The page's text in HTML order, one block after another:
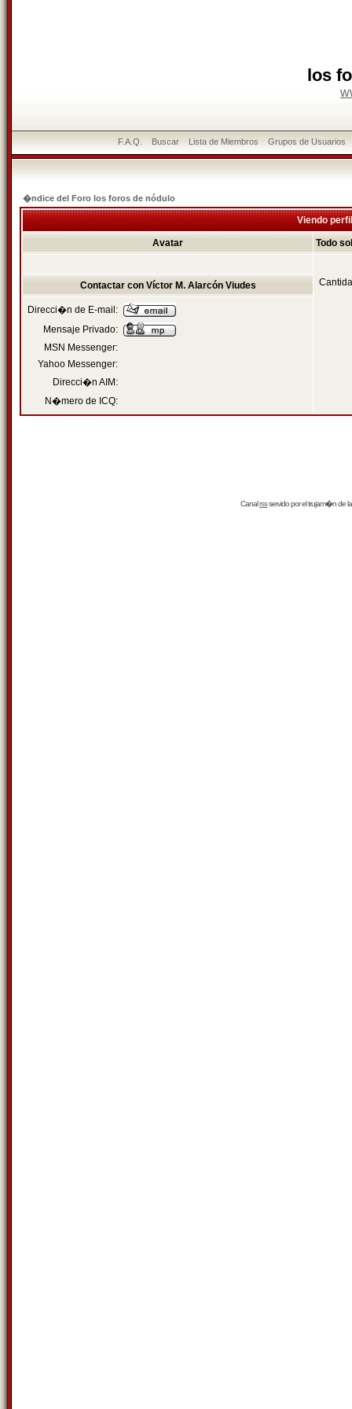
los
F.A.Q. Buscar Lista de Miembros Grupos de Usuarios
�ndice del Foro los foros de nódulo
Viendo
Avatar Todo
Contactar con Víctor M. Alarcón Viudes
Direcci�n de E-mail:
Mensaje Privado:
MSN Messenger:
Yahoo Messenger:
Direcci�n AIM:
N�mero de ICQ:
Canalrssservido por eltrujam�nde